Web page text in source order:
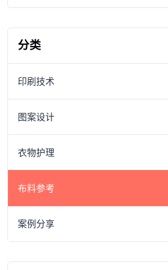
分类
印刷技术
图案设计
衣物护理
布料参考
案例分享